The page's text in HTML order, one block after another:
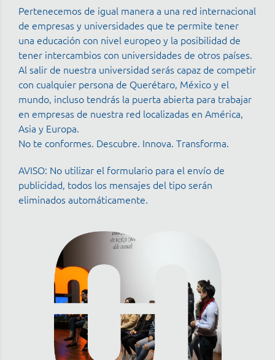
Pertenecemos de igual manera a una red internacional
de empresas y universidades que te permite tener
una educación con nivel europeo y la posibilidad de
tener intercambios con universidades de otros países.
Al salir de nuestra universidad serás capaz de competir
con cualquier persona de Querétaro, México y el
mundo, incluso tendrás la puerta abierta para trabajar
en empresas de nuestra red localizadas en América,
Asia y Europa.
No te conformes. Descubre. Innova. Transforma.
AVISO: No utilizar el formulario para el envío de
publicidad, todos los mensajes del tipo serán
eliminados automáticamente.